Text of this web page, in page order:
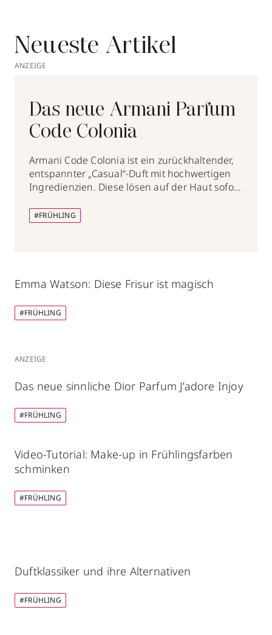
Neueste Artikel
ANZEIGE
Das neue Armani Parfum
Code Colonia
Armani Code Colonia ist ein zurückhaltender,
entspannter „Casual“-Duft mit hochwertigen
Ingredienzien. Diese lösen auf der Haut sofort
#FRÜHLING
Emma Watson: Diese Frisur ist magisch
#FRÜHLING
ANZEIGE
Das neue sinnliche Dior Parfum J’adore Injoy
#FRÜHLING
Video-Tutorial: Make-up in Frühlingsfarben
schminken
#FRÜHLING
Duftklassiker und ihre Alternativen
#FRÜHLING